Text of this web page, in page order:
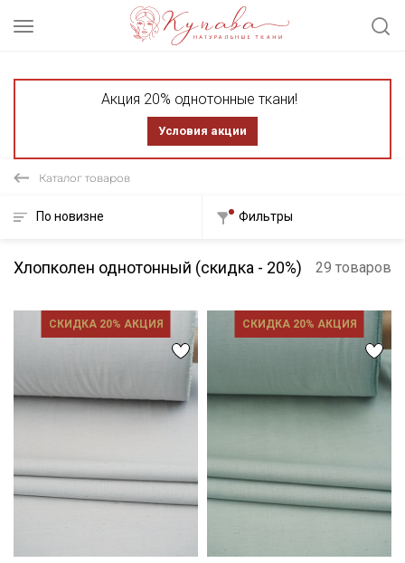
Акция 20% однотонные ткани!
Условия акции
Каталог товаров
По новизне Фильтры
Хлопколен однотонный (скидка - 20%) 29 товаров
СКИДКА 20% АКЦИЯ СКИДКА 20% АКЦИЯ